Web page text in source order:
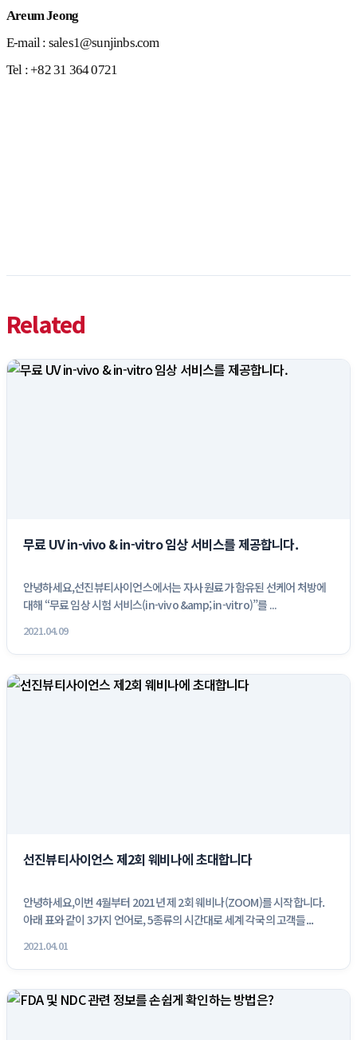
Areum Jeong
E-mail : sales1@sunjinbs.com
Tel : +82 31 364 0721
Related
무료 UV in-vivo & in-vitro 임상 서비스를 제공합니다.
안녕하세요,선진뷰티사이언스에서는 자사 원료가 함유된 선케어 처방에
대해 “무료 임상 시험 서비스(in-vivo &amp; in-vitro)”를 ...
2021.04.09
선진뷰티사이언스 제2회 웨비나에 초대합니다
안녕하세요,이번 4월부터 2021년 제 2회 웨비나(ZOOM)를 시작합니다.
아래 표와 같이 3가지 언어로, 5종류의 시간대로 세계 각국의 고객들...
2021.04.01